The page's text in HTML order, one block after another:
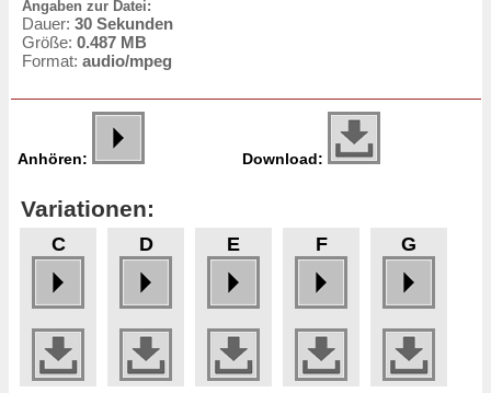
Angaben zur Datei:
Dauer: 30 Sekunden
Größe: 0.487 MB
Format: audio/mpeg
Anhören: Download:
Variationen:
C D E F G